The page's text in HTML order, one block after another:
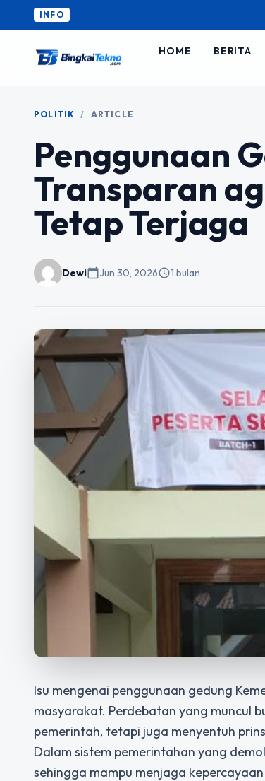
INFO
HOME BERITA
POLITIK / ARTICLE
Penggunaan
Transparan
Tetap Terjaga
Dewicalendar_todayJun 30, 2026schedule1 bulan
Isu mengenai penggunaan gedung
masyarakat. Perdebatan yang muncul
pemerintah, tetapi juga menyentuh
Dalam sistem pemerintahan yang
sehingga mampu menjaga